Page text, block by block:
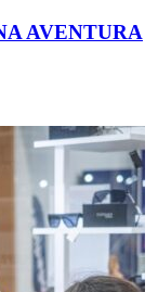
AVENTURA